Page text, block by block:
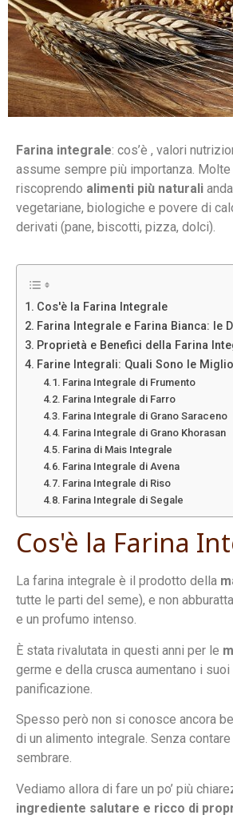
Farina integrale: cos’è , valori
assume sempre più importanza.
riscoprendo alimenti più naturali
vegetariane, biologiche e povere di
derivati (pane, biscotti, pizza, dolci).
Cos'è la Farina Integrale
Farina Integrale e Farina Bianca: le
Proprietà e Benefici della Farina
Farine Integrali: Quali Sono le
Farina Integrale di Frumento
Farina Integrale di Farro
Farina Integrale di Grano Saraceno
Farina Integrale di Grano Khorasan
Farina di Mais Integrale
Farina Integrale di Avena
Farina Integrale di Riso
Farina Integrale di Segale
Cos'è la Farina
La farina integrale è il prodotto della
tutte le parti del seme), e non
e un profumo intenso.
È stata rivalutata in questi anni per le
germe e della crusca aumentano i
panificazione.
Spesso però non si conosce ancora
di un alimento integrale. Senza contare
sembrare.
Vediamo allora di fare un po’ più
ingrediente salutare e ricco di